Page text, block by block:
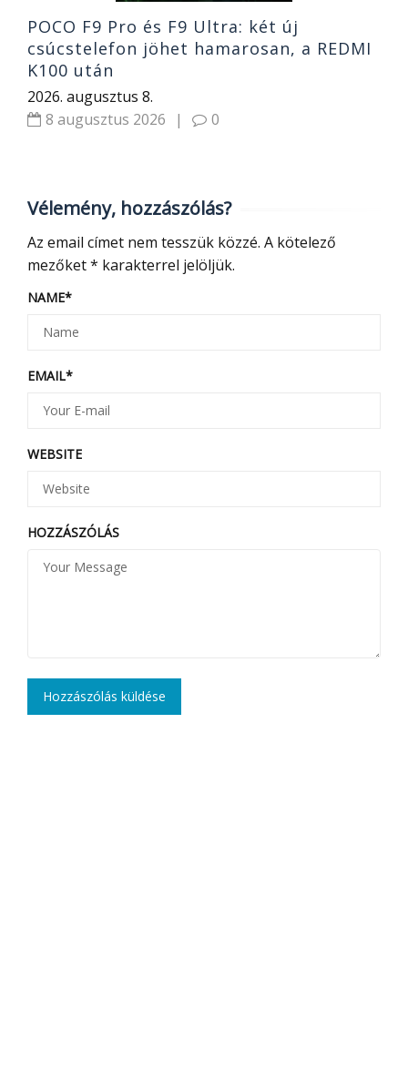
POCO F9 Pro és F9 Ultra: két új
csúcstelefon jöhet hamarosan, a REDMI
K100 után
2026. augusztus 8.
8 augusztus 2026
| 0
Vélemény, hozzászólás?
Az email címet nem tesszük közzé. A kötelező
mezőket* karakterrel jelöljük.
NAME*
EMAIL*
WEBSITE
HOZZÁSZÓLÁS